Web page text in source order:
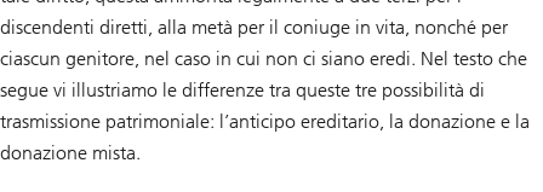
discendenti diretti, alla metà per il coniuge in vita, nonché per
ciascun genitore, nel caso in cui non ci siano eredi. Nel testo che
segue vi illustriamo le differenze tra queste tre possibilità di
trasmissione patrimoniale: l’anticipo ereditario, la donazione e la
donazione mista.